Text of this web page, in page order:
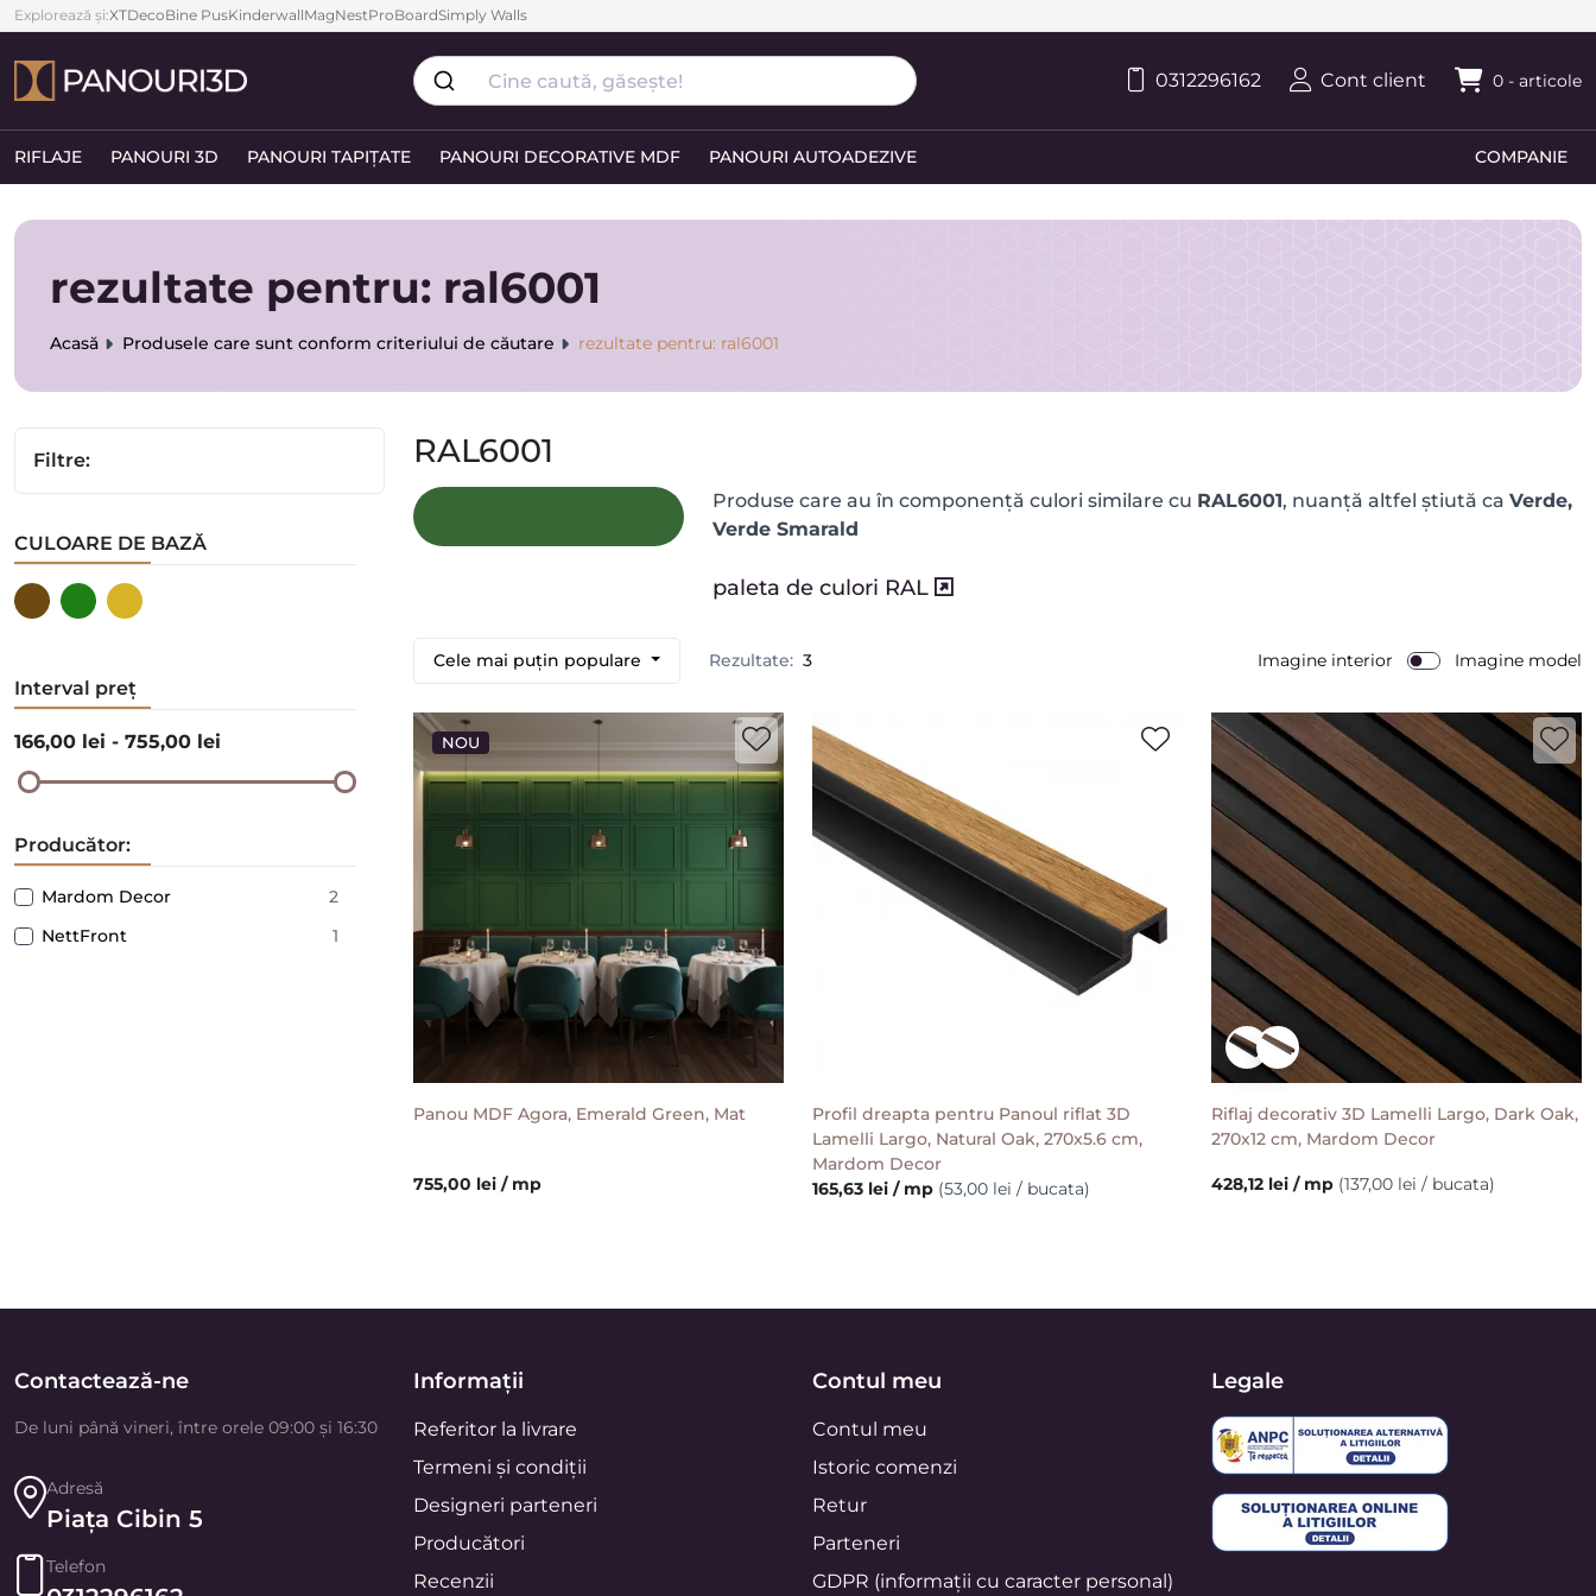
Explorează și:XTDecoBine PusKinderwallMagNestProBoardSimply Walls
0312296162 Cont client 0 - articole
RIFLAJE PANOURI 3D PANOURI TAPIȚATE PANOURI DECORATIVE MDF PANOURI AUTOADEZIVE COMPANIE
rezultate pentru: ral6001
Acasă Produsele care sunt conform criteriului de căutare rezultate pentru: ral6001
Filtre:
CULOARE DE BAZĂ
Interval preț
166,00 lei - 755,00 lei
Producător:
Mardom Decor
2
NettFront
1
RAL6001
Produse care au în componență culori similare cu RAL6001, nuanță altfel știută ca Verde,
Verde Smarald
paleta de culori RAL
Cele mai puțin populare Rezultate: 3 Imagine interior Imagine model
NOU
Panou MDF Agora, Emerald Green, Mat
755,00 lei / mp
Profil dreapta pentru Panoul riflat 3D
Lamelli Largo, Natural Oak, 270x5.6 cm,
Mardom Decor
165,63 lei / mp (53,00 lei / bucata)
Riflaj decorativ 3D Lamelli Largo, Dark Oak,
270x12 cm, Mardom Decor
428,12 lei / mp (137,00 lei / bucata)
Contactează-ne
De luni până vineri, între orele 09:00 și 16:30
Adresă
Piața Cibin 5
Telefon
Informații
Referitor la livrare
Termeni și condiții
Designeri parteneri
Producători
Recenzii
Contul meu
Contul meu
Istoric comenzi
Retur
Parteneri
GDPR (informații cu caracter personal)
Legale